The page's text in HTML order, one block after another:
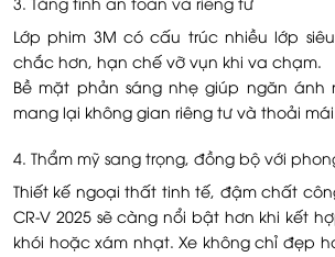
Lớp phim 3M có cấu trúc nhiều lớp
chắc hơn, hạn chế vỡ vụn khi va chạm.
Bề mặt phản sáng nhẹ giúp ngăn ánh
mang lại không gian riêng tư và thoải
4. Thẩm mỹ sang trọng, đồng bộ với
Thiết kế ngoại thất tinh tế, đậm chất
CR-V 2025 sẽ càng nổi bật hơn khi kết
khói hoặc xám nhạt. Xe không chỉ đẹp